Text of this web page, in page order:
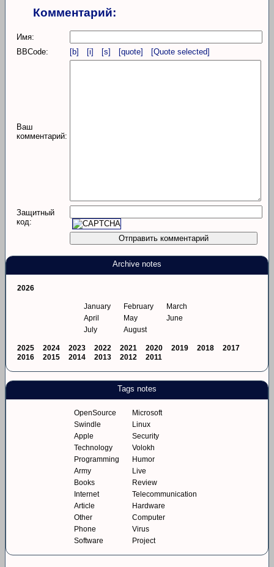
Комментарий:
Имя:
BBCode:
[b] [i] [s] [quote] [Quote selected]
Ваш
комментарий:
Защитный
код:
Archive notes
2026
January February
March
April
May
June
July
August
2025 2024 2023 2022 2021 2020 2019 2018
2017
2016
2015 2014 2013 2012 2011
Tags notes
OpenSource
Microsoft
Swindle
Linux
Apple
Security
Technology
Volokh
Programming
Humor
Army
Live
Books
Review
Internet
Telecommunication
Article
Hardware
Other
Computer
Phone
Virus
Software
Project